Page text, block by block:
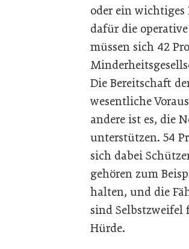
oder ein
dafür die
müssen sich 42
Die Bereitschaft
wesentliche
andere ist es, die
unterstützen. 54
sich dabei
gehören zum
halten, und die
sind Selbstzweifel
Hürde.